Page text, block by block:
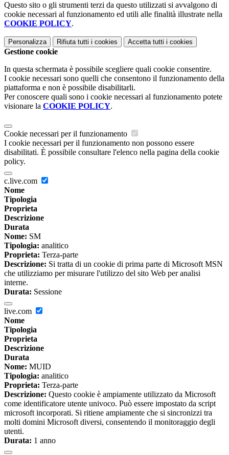
Questo sito o gli strumenti terzi da questo utilizzati si avvalgono di
cookie necessari al funzionamento ed utili alle finalità illustrate nella
COOKIE POLICY.
Personalizza Rifiuta tutti i cookies Accetta tutti i cookies
Gestione cookie
In questa schermata è possibile scegliere quali cookie consentire.
I cookie necessari sono quelli che consentono il funzionamento della
piattaforma e non è possibile disabilitarli.
Per conoscere quali sono i cookie necessari al funzionamento potete
visionare la COOKIE POLICY.
Cookie necessari per il funzionamento
I cookie necessari per il funzionamento non possono essere
disabilitati. È possibile consultare l'elenco nella pagina della cookie
policy.
c.live.com
Nome
Tipologia
Proprieta
Descrizione
Durata
Nome: SM
Tipologia: analitico
Proprieta: Terza-parte
Descrizione: Si tratta di un cookie di prima parte di Microsoft MSN
che utilizziamo per misurare l'utilizzo del sito Web per analisi
interne.
Durata: Sessione
live.com
Nome
Tipologia
Proprieta
Descrizione
Durata
Nome: MUID
Tipologia: analitico
Proprieta: Terza-parte
Descrizione: Questo cookie è ampiamente utilizzato da Microsoft
come identificatore utente univoco. Può essere impostato da script
microsoft incorporati. Si ritiene ampiamente che si sincronizzi tra
molti domini Microsoft diversi, consentendo il monitoraggio degli
utenti.
Durata: 1 anno